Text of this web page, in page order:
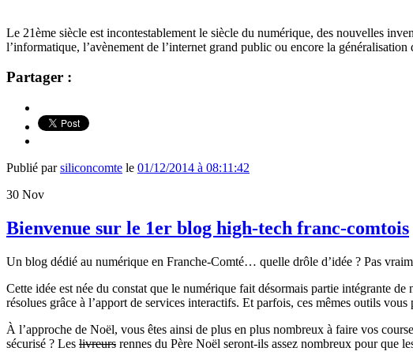
Le 21ème siècle est incontestablement le siècle du numérique, des nouvelles
l’informatique, l’avènement de l’internet grand public ou encore la
Partager :
Publié parsiliconcomte le 01/12/2014 à 08:11:42
30 Nov
Bienvenue sur le 1er blog high-tech franc-comtois
Un blog dédié au numérique en Franche-Comté… quelle drôle d’idée ? Pas
Cette idée est née du constat que le numérique fait désormais partie intégrante
résolues grâce à l’apport de services interactifs. Et parfois, ces mêmes outils
À l’approche de Noël, vous êtes ainsi de plus en plus nombreux à faire vos
sécurisé ? Les livreurs rennes du Père Noël seront-ils assez nombreux pour que